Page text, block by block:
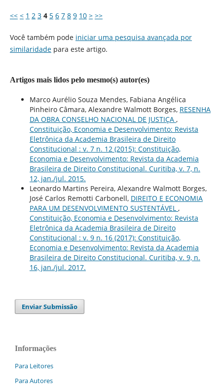
<< < 1 2 3 4 5 6 7 8 9 10 > >>
Você também pode iniciar uma pesquisa avançada por
similaridadepara este artigo.
Artigos mais lidos pelo mesmo(s) autor(es)
Marco Aurélio Souza Mendes, Fabiana Angélica
Pinheiro Câmara, Alexandre Walmott Borges, RESENHA
DA OBRA CONSELHO NACIONAL DE JUSTIÇA ,
Constituição, Economia e Desenvolvimento: Revista
Eletrônica da Academia Brasileira de Direito
Constitucional : v. 7 n. 12 (2015): Constituição,
Economia e Desenvolvimento: Revista da Academia
Brasileira de Direito Constitucional. Curitiba, v. 7, n.
12, jan./jul. 2015.
Leonardo Martins Pereira, Alexandre Walmott Borges,
José Carlos Remotti Carbonell, DIREITO E ECONOMIA
PARA UM DESENVOLVIMENTO SUSTENTÁVEL ,
Constituição, Economia e Desenvolvimento: Revista
Eletrônica da Academia Brasileira de Direito
Constitucional : v. 9 n. 16 (2017): Constituição,
Economia e Desenvolvimento: Revista da Academia
Brasileira de Direito Constitucional. Curitiba, v. 9, n.
16, jan./jul. 2017.
Enviar Submissão
Informações
Para Leitores
Para Autores